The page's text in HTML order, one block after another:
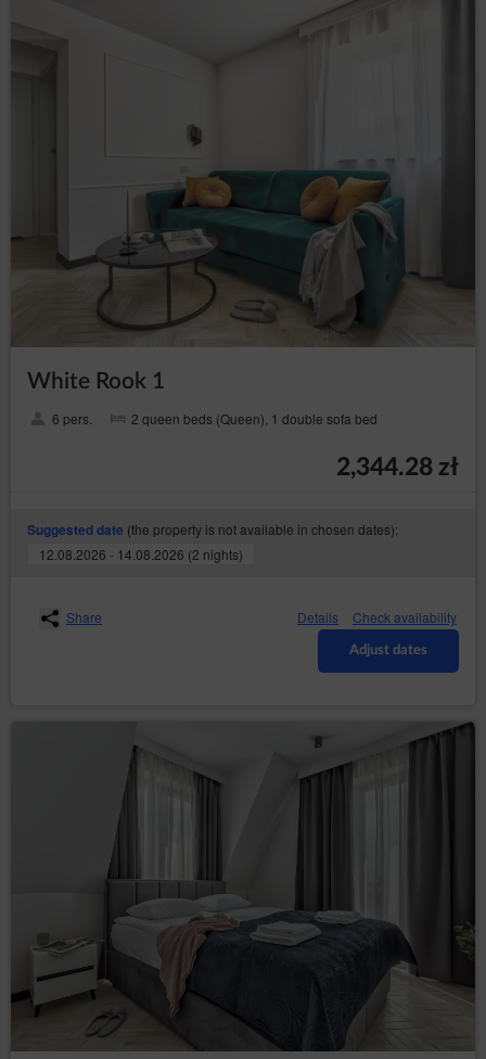
White Rook 1
6 pers. 2 queen beds (Queen), 1 double sofa bed
2,344.28 zł
Suggested date (the property is not available in chosen dates):
12.08.2026 - 14.08.2026 (2 nights)
Share Details Check availability
Adjust dates